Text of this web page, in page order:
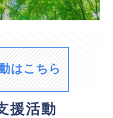
はこちら
援活動